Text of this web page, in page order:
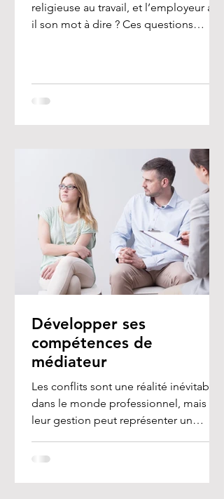
religieuse au travail, et l’employeur a-t-
il son mot à dire ? Ces questions
Développer ses
compétences de
médiateur
Les conflits sont une réalité inévitable
dans le monde professionnel, mais
leur gestion peut représenter un